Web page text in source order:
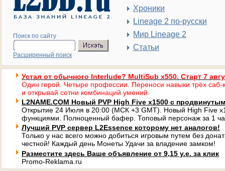
Поиск по сайту
Расширенный поиск
Хроники
Lineage 2 по-русски
Мир Lineage 2
Статьи
Устал от обычного Interlude? MultiSub x550. Старт 7
Один герой. Четыре профессии. Переноси навыки трёх саб-
и открывай сотни комбинаций умений.
L2NAME.COM Новый PVP High Five x1500 с
Открытие 24 Июля в 20:00 (МСК +3 GMT). Новый High Five
функциями. Полноценный бафер. Топовый персонаж за 1
Лучший PVP сервер L2Essence которому нет аналогов!
Только у нас всего можно добиться игровым путем без
честной! Каждый день Монеты Удачи за владение замком!
Разместите здесь Ваше объявление от 9,15 у.е. за клик
Promo-Reklama.ru